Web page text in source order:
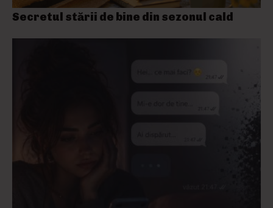
Secretul stării de bine din sezonul cald